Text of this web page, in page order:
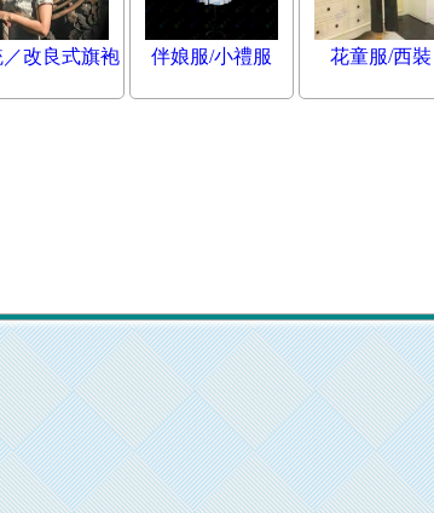
改良式旗袍 伴娘服/小禮服 花童服/西裝